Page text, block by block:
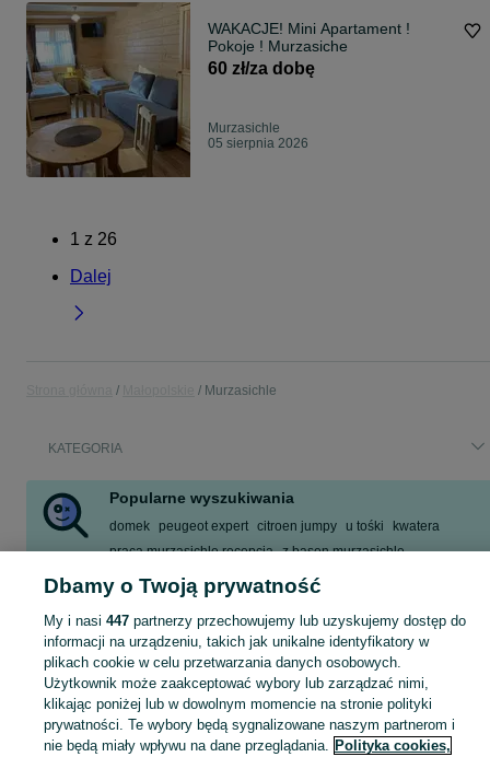
WAKACJE! Mini Apartament !
Pokoje ! Murzasiche
60 zł/za dobę
Murzasichle
05 sierpnia 2026
1 z 26
Dalej
Murzasichle
KATEGORIA
Popularne wyszukiwania
domek peugeot expert citroen jumpy u tośki
kwatera
praca murzasichle recepcja z basen murzasichle
noclegi sauna
Zobacz Więcej
Skorzystaj z największego serwisu ogłoszeniowego - Murzasichle i okolice! Kupuj to, czego pragniesz i sprzedawaj to, czego już nie potrzebujesz!
Mapa kategorii
Mapa miejscowości
Dbamy o Twoją prywatność
My i nasi 447partnerzy przechowujemy lub uzyskujemy dostęp do
informacji na urządzeniu, takich jak unikalne identyfikatory w
plikach cookie w celu przetwarzania danych osobowych.
Użytkownik może zaakceptować wybory lub zarządzać nimi,
klikając poniżej lub w dowolnym momencie na stronie polityki
prywatności. Te wybory będą sygnalizowane naszym partnerom i
nie będą miały wpływu na dane przeglądania. Polityka cookies,